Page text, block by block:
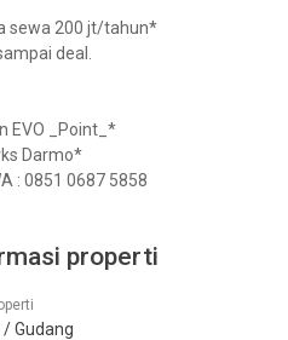
sewa 200 jt/tahun*
deal.
EVO _Point_*
Darmo*
: 0851 0687 5858
properti
/ Gudang